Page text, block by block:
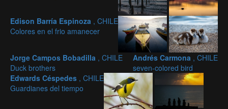
Edison Barría Espinoza , CHILE
Colores en el frio amanecer
Jorge Campos Bobadilla , CHILE
Duck brothers
Andrés Carmona , CHILE
seven-colored bird
Edwards Céspedes , CHILE
Guardianes del tiempo